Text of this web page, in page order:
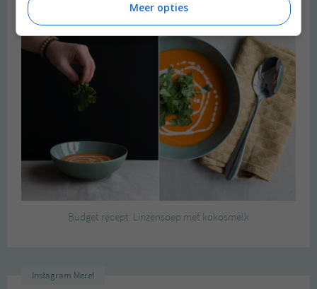
Budget recept: Linzensoep met kokosmelk
Instagram Merel
Meer opties